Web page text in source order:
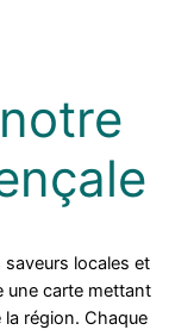
locales et
une carte mettant
région. Chaque